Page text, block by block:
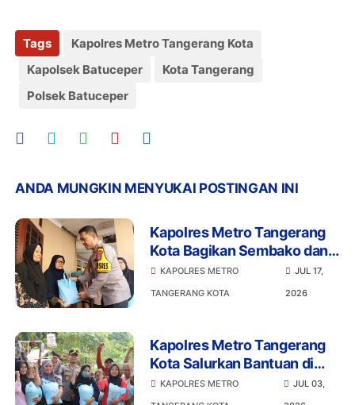
Tags
Kapolres Metro Tangerang Kota
Kapolsek Batuceper
Kota Tangerang
Polsek Batuceper
ANDA MUNGKIN MENYUKAI POSTINGAN INI
Kapolres Metro Tangerang
Kota Bagikan Sembako dan
Ajak Warga Jaga Kamtibmas
KAPOLRES METRO
TANGERANG KOTA
JUL 17,
2026
Kapolres Metro Tangerang
Kota Salurkan Bantuan di
Batuceper, Program Jaga
Jakarta Sentuh Langsung
KAPOLRES METRO
JUL 03,